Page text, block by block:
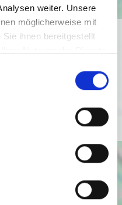
weiter. Unsere
möglicherweise mit
ihnen bereitgestellt
mir Karten von Google
Es gelten die
privacy